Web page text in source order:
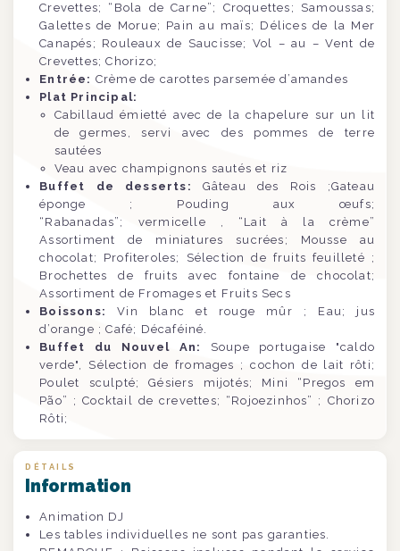
Crevettes; “Bola de Carne”; Croquettes; Samoussas;
Galettes de Morue; Pain au maïs; Délices de la Mer
Canapés; Rouleaux de Saucisse; Vol – au – Vent de
Crevettes; Chorizo;
Entrée: Crème de carottes parsemée d’amandes
Plat Principal:
Cabillaud émietté avec de la chapelure sur un lit
de germes, servi avec des pommes de terre
sautées
Veau avec champignons sautés et riz
Buffet de desserts:
Gâteau des Rois ;Gateau
éponge ; Pouding aux œufs;
“Rabanadas”; vermicelle , “Lait à la crème”
Assortiment de miniatures sucrées; Mousse au
chocolat; Profiteroles; Sélection de fruits feuilleté ;
Brochettes de fruits avec fontaine de chocolat;
Assortiment de Fromages et Fruits Secs
Boissons:
Vin blanc et rouge mûr ; Eau; jus
d’orange ; Café; Décaféiné.
Buffet du Nouvel An:
Soupe portugaise "caldo
verde", Sélection de fromages ; cochon de lait rôti;
Poulet sculpté; Gésiers mijotés; Mini “Pregos em
Pão” ; Cocktail de crevettes; “Rojoezinhos” ; Chorizo
Rôti;
DÉTAILS
Information
Animation DJ
Les tables individuelles ne sont pas garanties.